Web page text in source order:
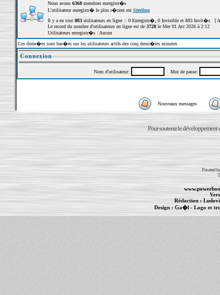
Nous avons 6368membres enregistr�s
L'utilisateur enregistr� le plus r�cent est Sterling
Il y a en tout 883utilisateurs en ligne :: 0 Enregistr�, 0 Invisible et 883 Invit�s [
Le record du nombre d'utilisateurs en ligne est de 3728le Mer 01 Avr 2026 à 2:12
Utilisateurs enregistr�s : Aucun
Ces donn�es sont bas�es sur les utilisateurs actifs des cinq derni�res minutes
Connexion
Nom d'utilisateur: Mot de passe:
Nouveaux messages
Pour soutenir le développement
Powered
Rédaction :
Design : Ga�l- Logo et